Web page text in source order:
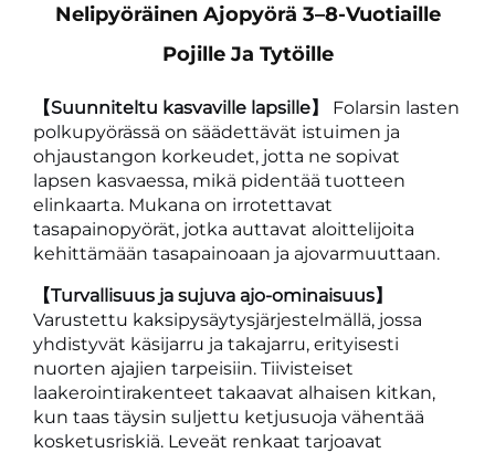
Nelipyöräinen Ajopyörä 3–8-Vuotiaille
Pojille Ja Tytöille
【Suunniteltu kasvaville lapsille】 Folarsin lasten
polkupyörässä on säädettävät istuimen ja
ohjaustangon korkeudet, jotta ne sopivat
lapsen kasvaessa, mikä pidentää tuotteen
elinkaarta. Mukana on irrotettavat
tasapainopyörät, jotka auttavat aloittelijoita
kehittämään tasapainoaan ja ajovarmuuttaan.
【Turvallisuus ja sujuva ajo-ominaisuus】
Varustettu kaksipysäytysjärjestelmällä, jossa
yhdistyvät käsijarru ja takajarru, erityisesti
nuorten ajajien tarpeisiin. Tiivisteiset
laakerointirakenteet takaavat alhaisen kitkan,
kun taas täysin suljettu ketjusuoja vähentää
kosketusriskiä. Leveät renkaat tarjoavat